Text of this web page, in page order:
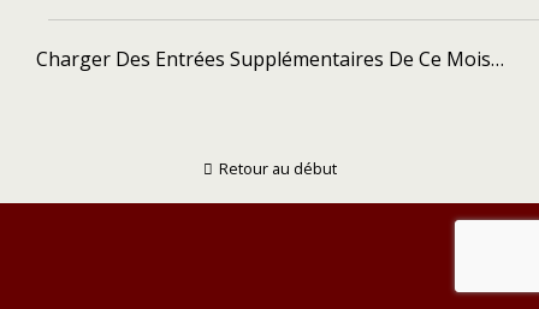
Charger Des Entrées Supplémentaires De Ce Mois…
Retour au début